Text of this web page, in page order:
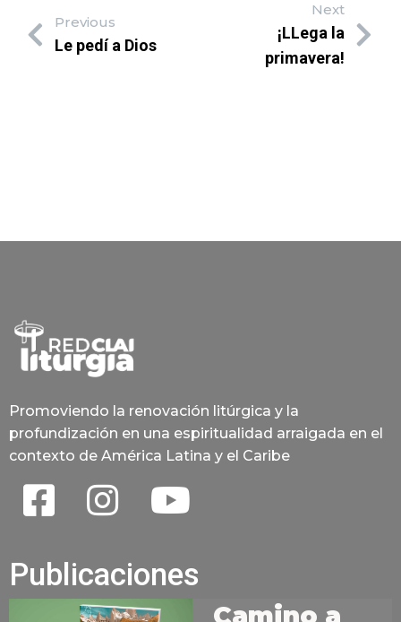
Previous
Le pedí a Dios
Next
¡LLega la
primavera!
Promoviendo la renovación litúrgica y la
profundización en una espiritualidad arraigada en el
contexto de América Latina y el Caribe
Publicaciones
Camino a